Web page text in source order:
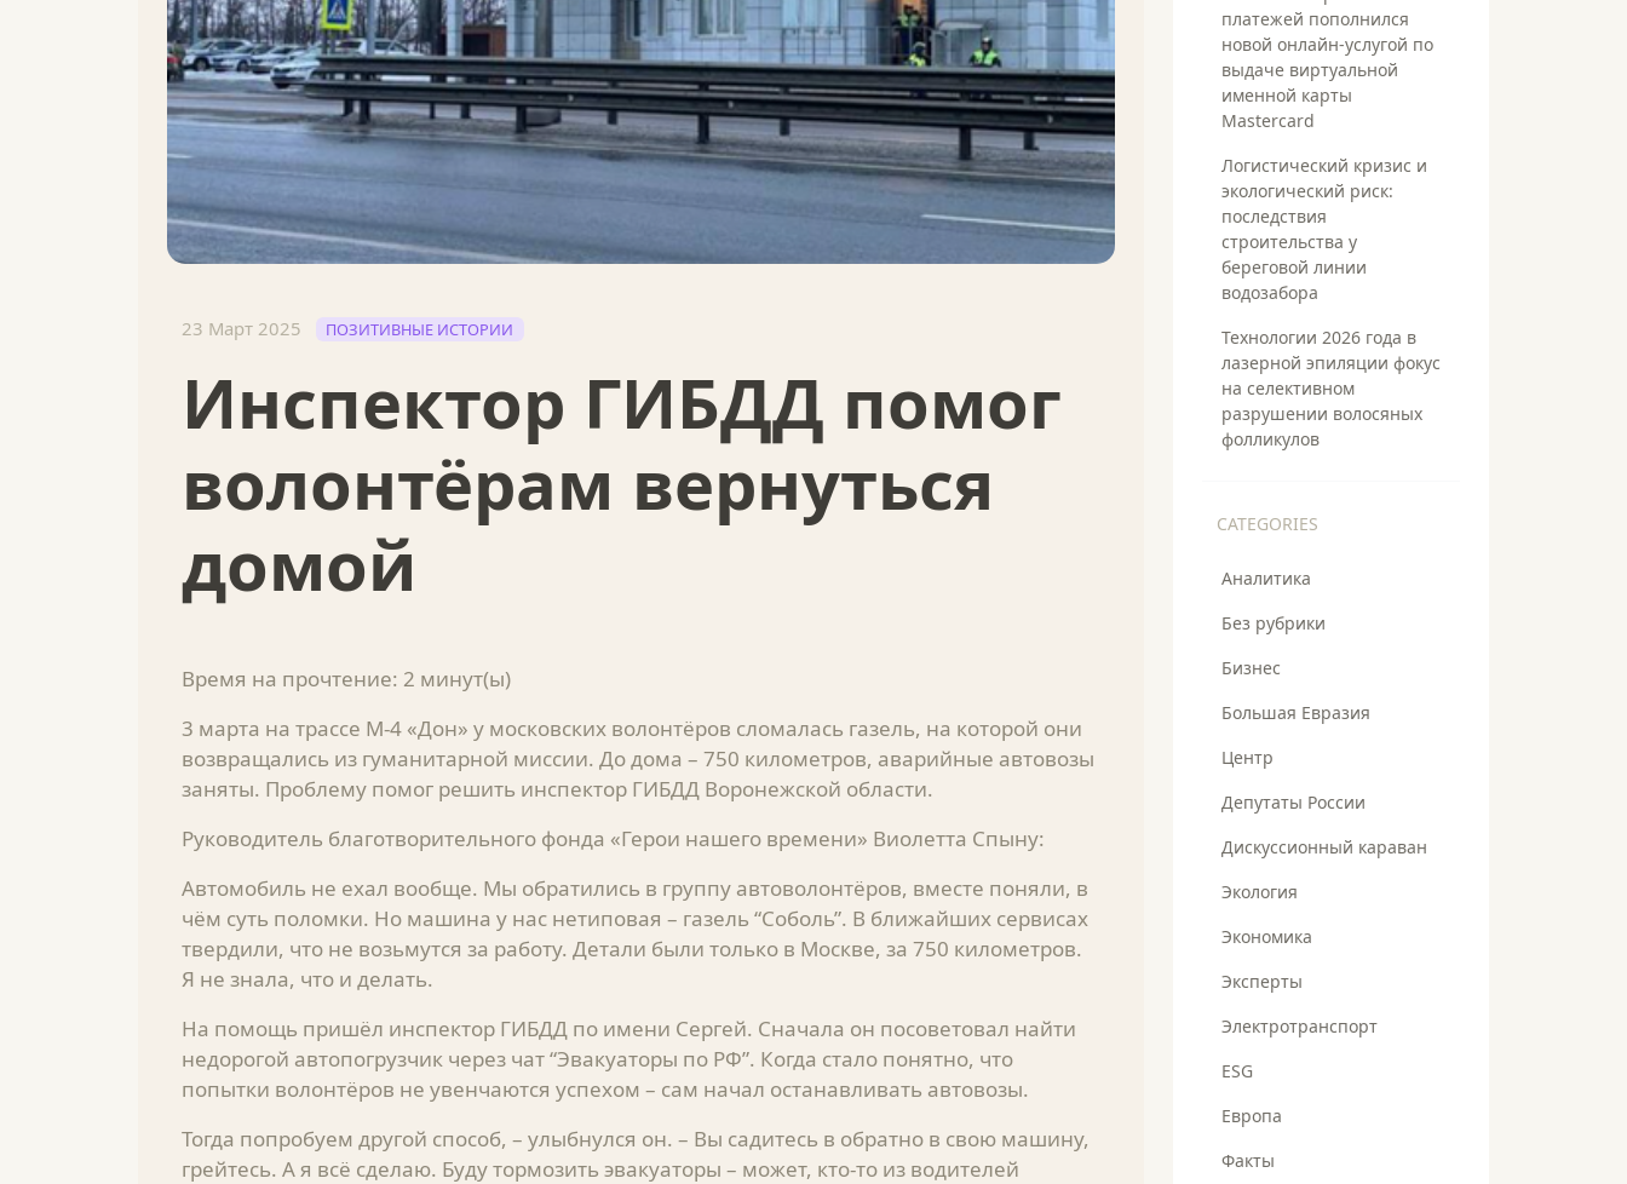
23 Март 2025 ПОЗИТИВНЫЕ ИСТОРИИ
Инспектор ГИБДД помог
волонтёрам вернуться
домой
Время на прочтение: 2 минут(ы)
3 марта на трассе М-4 «Дон» у московских волонтёров сломалась газель, на которой они
возвращались из гуманитарной миссии. До дома – 750 километров, аварийные автовозы
заняты. Проблему помог решить инспектор ГИБДД Воронежской области.
Руководитель благотворительного фонда «Герои нашего времени» Виолетта Спыну:
Автомобиль не ехал вообще. Мы обратились в группу автоволонтёров, вместе поняли, в
чём суть поломки. Но машина у нас нетиповая – газель “Соболь”. В ближайших сервисах
твердили, что не возьмутся за работу. Детали были только в Москве, за 750 километров.
Я не знала, что и делать.
На помощь пришёл инспектор ГИБДД по имени Сергей. Сначала он посоветовал найти
недорогой автопогрузчик через чат “Эвакуаторы по РФ”. Когда стало понятно, что
попытки волонтёров не увенчаются успехом – сам начал останавливать автовозы.
Тогда попробуем другой способ, – улыбнулся он. – Вы садитесь в обратно в свою машину,
грейтесь. А я всё сделаю. Буду тормозить эвакуаторы – может, кто-то из водителей
платежей пополнился
новой онлайн-услугой по
выдаче виртуальной
именной карты
Mastercard
Логистический кризис и
экологический риск:
последствия
строительства у
береговой линии
водозабора
Технологии 2026 года в
лазерной эпиляции фокус
на селективном
разрушении волосяных
фолликулов
CATEGORIES
Аналитика
Без рубрики
Бизнес
Большая Евразия
Центр
Депутаты России
Дискуссионный караван
Экология
Экономика
Эксперты
Электротранспорт
ESG
Европа
Факты